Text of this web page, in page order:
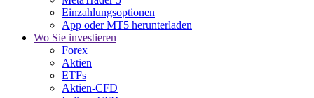
Einzahlungsoptionen
App oder MT5 herunterladen
Wo Sie investieren
Forex
Aktien
ETFs
Aktien-CFD